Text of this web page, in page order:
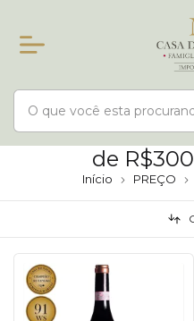
de
Início PREÇO